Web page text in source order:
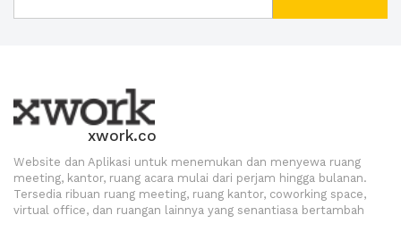
xwork.co
Website dan Aplikasi untuk menemukan dan menyewa ruang
meeting, kantor, ruang acara mulai dari perjam hingga bulanan.
Tersedia ribuan ruang meeting, ruang kantor, coworking space,
virtual office, dan ruangan lainnya yang senantiasa bertambah